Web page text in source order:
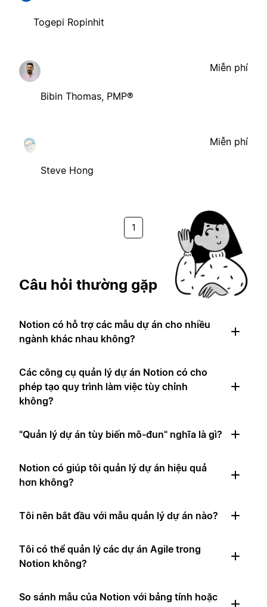
Togepi Ropinhit
Bibin Thomas, PMP®
Miễn phí
Steve Hong
Miễn phí
1
Câu hỏi thường gặp
Notion có hỗ trợ các mẫu dự án cho nhiều
ngành khác nhau không?
Các công cụ quản lý dự án Notion có cho
phép tạo quy trình làm việc tùy chỉnh
không?
"Quản lý dự án tùy biến mô-đun" nghĩa là gì?
Notion có giúp tôi quản lý dự án hiệu quả
hơn không?
Tôi nên bắt đầu với mẫu quản lý dự án nào?
Tôi có thể quản lý các dự án Agile trong
Notion không?
So sánh mẫu của Notion với bảng tính hoặc